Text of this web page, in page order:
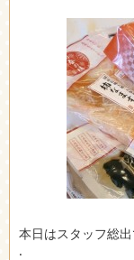
本日はスタッフ総出
.